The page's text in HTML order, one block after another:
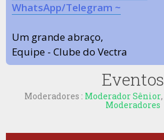
WhatsApp/Telegram ~
Um grande abraço,
Equipe - Clube do Vectra
Eventos
Moderadores : Moderador Sênior,
Moderadores